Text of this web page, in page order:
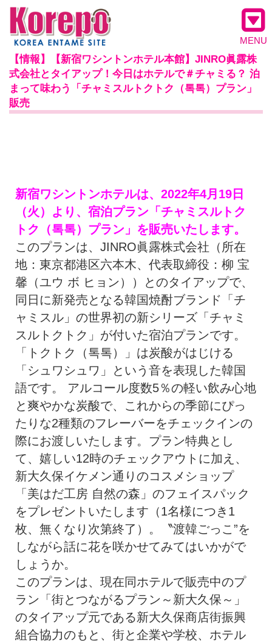
MENU
【情報】【新宿ワシントンホテル本館】JINRO眞露株
式会社とタイアップ！今日はホテルで＃チャミる？ 泊
まって味わう「チャミスルトクトク（톡톡）プラン」
販売
新宿ワシントンホテルは、2022年4月19日
（火）より、宿泊プラン「チャミスルトク
トク（톡톡）プラン」を販売いたします。
このプランは、JINRO眞露株式会社（所在
地：東京都港区六本木、代表取締役：柳 宝
馨（ユウ ボ ヒョン））とのタイアップで、
同日に新発売となる韓国焼酎ブランド「チ
ャミスル」の世界初の新シリーズ「チャミ
スルトクトク」が付いた宿泊プランです。
「トクトク（톡톡）」は炭酸がはじける
「シュワシュワ」という音を表現した韓国
語です。 アルコール度数5％の軽い飲み心地
と爽やかな炭酸で、これからの季節にぴっ
たりな2種類のフレーバーをチェックインの
際にお渡しいたします。プラン特典とし
て、嬉しい12時のチェックアウトに加え、
新大久保イケメン通りのコスメショップ
「美はだ工房 自然の森」のフェイスパック
をプレゼントいたします（1名様につき1
枚、無くなり次第終了）。〝渡韓ごっこ”を
しながら話に花を咲かせてみてはいかがで
しょうか。
このプランは、現在同ホテルで販売中のプ
ラン「街とつながるプラン～新大久保～」
のタイアップ元である新大久保商店街振興
組合協力のもと、街と企業や学校、ホテル